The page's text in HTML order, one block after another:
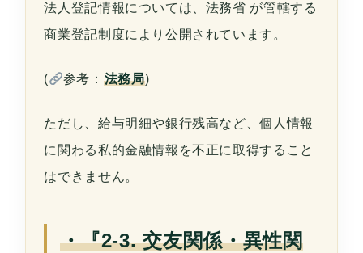
法人登記情報については、法務省 が管轄する
商業登記制度により公開されています。
( 参考： 法務局)
ただし、給与明細や銀行残高など、個人情報
に関わる私的金融情報を不正に取得すること
はできません。
・『2-3. 交友関係・異性関